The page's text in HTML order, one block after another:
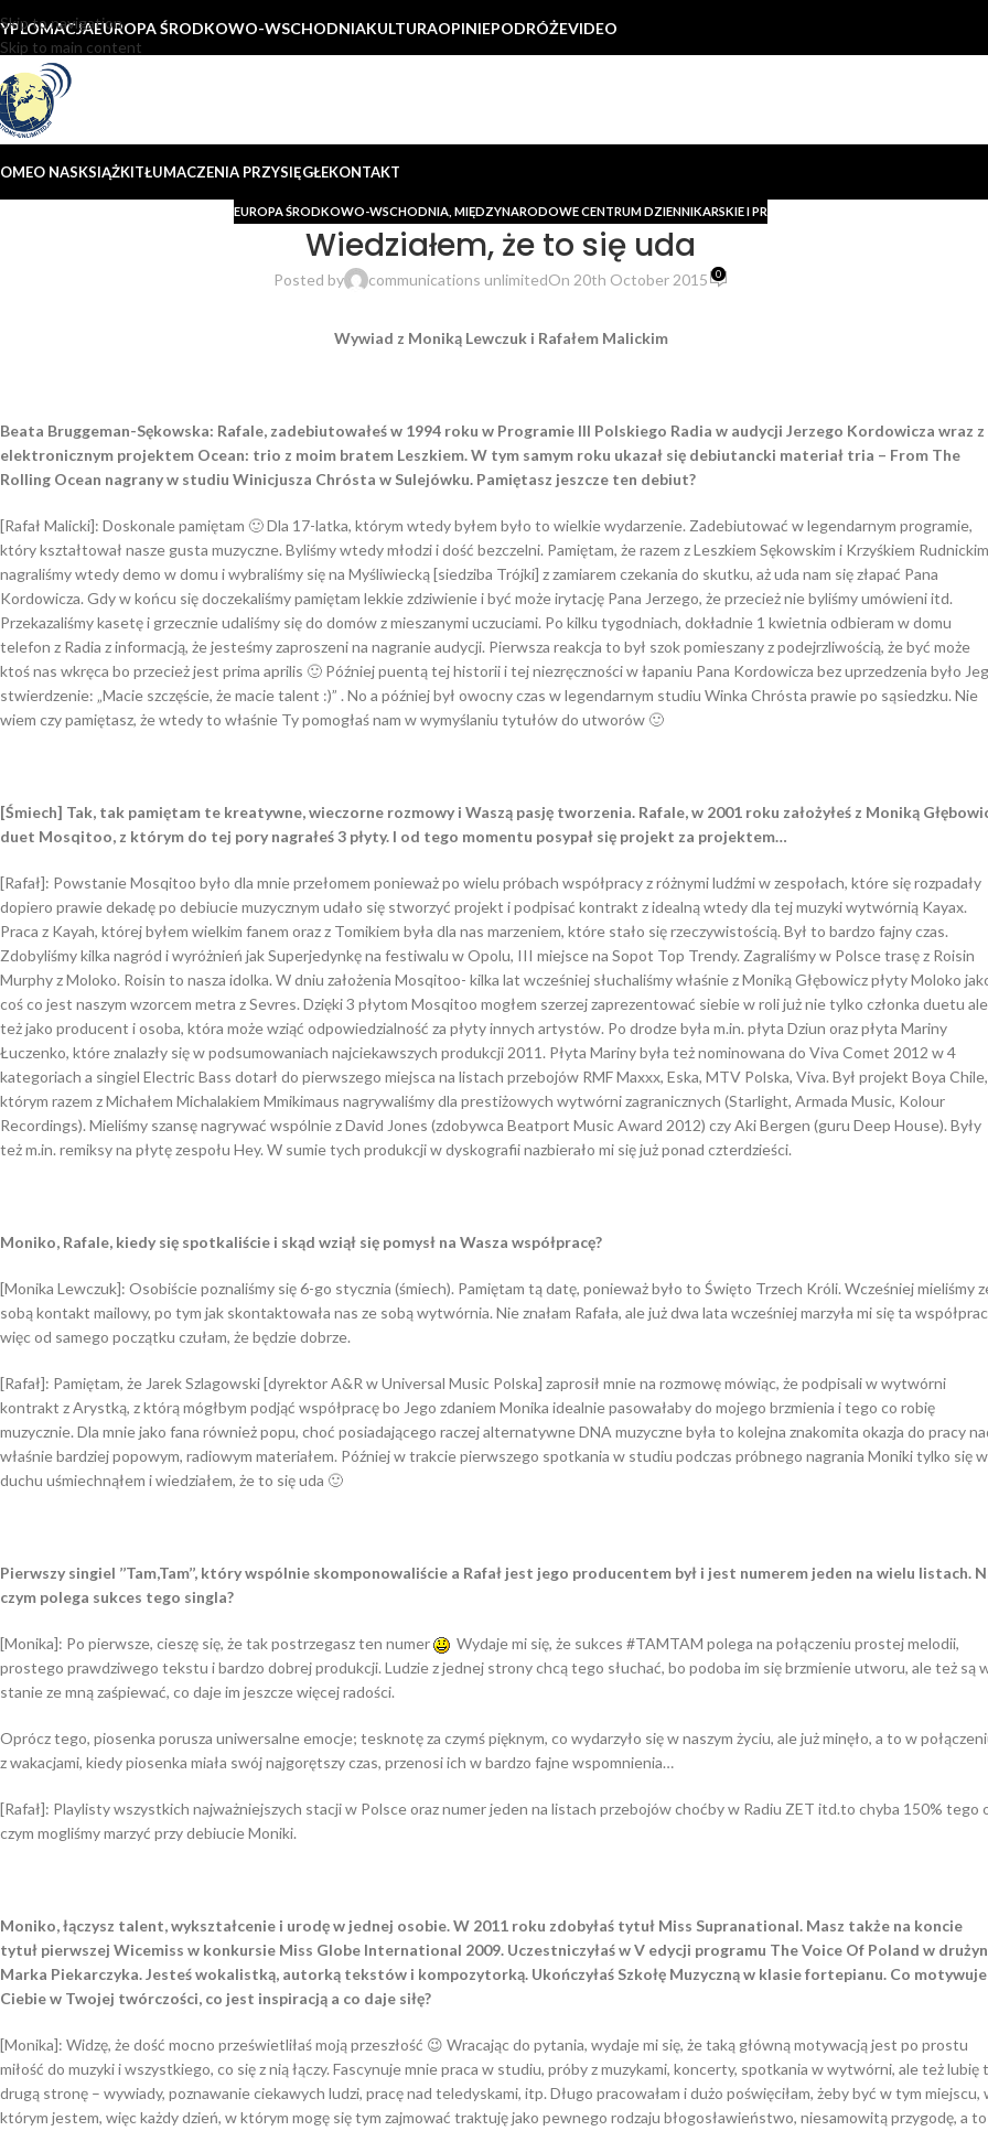
Skip to navigation
Skip to main content
EUROPA ŚRODKOWO-WSCHODNIAKULTURAOPINIEPODRÓŻEVIDEO
O NASKSIĄŻKITŁUMACZENIA PRZYSIĘGŁEKONTAKT
EUROPA ŚRODKOWO-WSCHODNIA ,MIĘDZYNARODOWE CENTRUM DZIENNIKARSKIE I PR
Wiedziałem, że to się uda
Posted by communications unlimitedOn 20th October 2015 0
Wywiad z MonikąLewczuk i RafałemMalickim
Beata Bruggeman-Sękowska: Rafale, zadebiutowałeś w 1994 roku w Programie III Polskiego Radia w audycji Jerzego Kordowicza wraz z
elektronicznym projektem Ocean: trio z moim bratem Leszkiem. W tym samym roku ukazał się debiutancki materiał tria – From The
Rolling Ocean nagrany w studiu Winicjusza Chrósta w Sulejówku. Pamiętasz jeszcze ten debiut?
[Rafał Malicki]: Doskonale pamiętam 🙂 Dla 17-latka, którym wtedy byłem było to wielkie wydarzenie. Zadebiutować w legendarnym programie,
który kształtował nasze gusta muzyczne. Byliśmy wtedy młodzi i dość bezczelni. Pamiętam, że razem z Leszkiem Sękowskim i Krzyśkiem Rudnickim
nagraliśmy wtedy demo w domu i wybraliśmy się na Myśliwiecką [siedziba Trójki] z zamiarem czekania do skutku, aż uda nam się złapać Pana
Kordowicza. Gdy w końcu się doczekaliśmy pamiętam lekkie zdziwienie i być może irytację Pana Jerzego, że przecież nie byliśmy umówieni itd.
Przekazaliśmy kasetę i grzecznie udaliśmy się do domów z mieszanymi uczuciami. Po kilku tygodniach, dokładnie 1 kwietnia odbieram w domu
telefon z Radia z informacją, że jesteśmy zaproszeni na nagranie audycji. Pierwsza reakcja to był szok pomieszany z podejrzliwością, że być może
ktoś nas wkręca bo przecież jest prima aprilis 🙂 Później puentą tej historii i tej niezręczności w łapaniu Pana Kordowicza bez uprzedzenia było
stwierdzenie: „Macie szczęście, że macie talent :)” . No a później był owocny czas w legendarnym studiu Winka Chrósta prawie po sąsiedzku. Nie
wiem czy pamiętasz, że wtedy to właśnie Ty pomogłaś nam w wymyślaniu tytułów do utworów 🙂
[Śmiech] Tak, tak pamiętam te kreatywne, wieczorne rozmowy i Waszą pasję tworzenia. Rafale, w 2001 roku założyłeś z Moniką
duet Mosqitoo, z którym do tej pory nagrałeś 3 płyty. I od tego momentu posypał się projekt za projektem…
[Rafał]: Powstanie Mosqitoo było dla mnie przełomem ponieważ po wielu próbach współpracy z różnymi ludźmi w zespołach, które się rozpadały
dopiero prawie dekadę po debiucie muzycznym udało się stworzyć projekt i podpisać kontrakt z idealną wtedy dla tej muzyki wytwórnią Kayax.
Praca z Kayah, której byłem wielkim fanem oraz z Tomikiem była dla nas marzeniem, które stało się rzeczywistością. Był to bardzo fajny czas.
Zdobyliśmy kilka nagród i wyróżnień jak Superjedynkę na festiwalu w Opolu, III miejsce na Sopot Top Trendy. Zagraliśmy w Polsce trasę z Roisin
Murphy z Moloko. Roisin to nasza idolka. W dniu założenia Mosqitoo- kilka lat wcześniej słuchaliśmy właśnie z Moniką Głębowicz płyty Moloko
coś co jest naszym wzorcem metra z Sevres. Dzięki 3 płytom Mosqitoo mogłem szerzej zaprezentować siebie w roli już nie tylko członka duetu ale
też jako producent i osoba, która może wziąć odpowiedzialność za płyty innych artystów. Po drodze była m.in. płyta Dziun oraz płyta Mariny
Łuczenko, które znalazły się w podsumowaniach najciekawszych produkcji 2011. Płyta Mariny była też nominowana do Viva Comet 2012 w 4
kategoriach a singiel Electric Bass dotarł do pierwszego miejsca na listach przebojów RMF Maxxx, Eska, MTV Polska, Viva. Był projekt Boya
którym razem z Michałem Michalakiem Mmikimaus nagrywaliśmy dla prestiżowych wytwórni zagranicznych (Starlight, Armada Music, Kolour
Recordings). Mieliśmy szansę nagrywać wspólnie z David Jones (zdobywca Beatport Music Award 2012) czy Aki Bergen (guru Deep House). Były
też m.in. remiksy na płytę zespołu Hey. W sumie tych produkcji w dyskografii nazbierało mi się już ponad czterdzieści.
Moniko, Rafale, kiedy się spotkaliście i skąd wziął się pomysł na Wasza współpracę?
[Monika Lewczuk]: Osobiście poznaliśmy się 6-go stycznia (śmiech). Pamiętam tą datę, ponieważ było to Święto Trzech Króli. Wcześniej mieliśmy
sobą kontakt mailowy, po tym jak skontaktowała nas ze sobą wytwórnia. Nie znałam Rafała, ale już dwa lata wcześniej marzyła mi się ta
więc od samego początku czułam, że będzie dobrze.
[Rafał]: Pamiętam, że Jarek Szlagowski [dyrektor A&R w Universal Music Polska] zaprosił mnie na rozmowę mówiąc, że podpisali w wytwórni
kontrakt z Arystką, z którą mógłbym podjąć współpracę bo Jego zdaniem Monika idealnie pasowałaby do mojego brzmienia i tego co robię
muzycznie. Dla mnie jako fana również popu, choć posiadającego raczej alternatywne DNA muzyczne była to kolejna znakomita okazja do pracy
właśnie bardziej popowym, radiowym materiałem. Później w trakcie pierwszego spotkania w studiu podczas próbnego nagrania Moniki tylko się w
duchu uśmiechnąłem i wiedziałem, że to się uda 🙂
Pierwszy singiel ’’Tam,Tam’’, który wspólnie skomponowaliście a Rafał jest jego producentem był i jest numerem jeden na wielu listach.
czym polega sukces tego singla?
[Monika]: Po pierwsze, cieszę się, że tak postrzegasz ten numer
Wydaje mi się, że sukces #TAMTAM polega na połączeniu prostej melodii,
prostego prawdziwego tekstu i bardzo dobrej produkcji. Ludzie z jednej strony chcą tego słuchać, bo podoba im się brzmienie utworu, ale też są
stanie ze mną zaśpiewać, co daje im jeszcze więcej radości.
Oprócz tego, piosenka porusza uniwersalne emocje; tesknotę za czymś pięknym, co wydarzyło się w naszym życiu, ale już minęło, a to w
z wakacjami, kiedy piosenka miała swój najgorętszy czas, przenosi ich w bardzo fajne wspomnienia…
[Rafał]: Playlisty wszystkich najważniejszych stacji w Polsce oraz numer jeden na listach przebojów choćby w Radiu ZET itd.to chyba 150% tego
czym mogliśmy marzyć przy debiucie Moniki.
Moniko, łączysz talent, wykształcenie i urodę w jednej osobie. W 2011 roku zdobyłaś tytuł Miss Supranational. Masz także na koncie
tytuł pierwszej Wicemiss w konkursie Miss Globe International 2009. Uczestniczyłaś w V edycji programu The Voice Of Poland w
Marka Piekarczyka. Jesteś wokalistką, autorką tekstów i kompozytorką. Ukończyłaś Szkołę Muzyczną w klasie fortepianu. Co motywuje
Ciebie w Twojej twórczości, co jest inspiracją a co daje siłę?
[Monika]: Widzę, że dość mocno prześwietliłaś moją przeszłość 😉 Wracając do pytania, wydaje mi się, że taką główną motywacją jest po prostu
miłość do muzyki i wszystkiego, co się z nią łączy. Fascynuje mnie praca w studiu, próby z muzykami, koncerty, spotkania w wytwórni, ale też lubię
drugą stronę – wywiady, poznawanie ciekawych ludzi, pracę nad teledyskami, itp. Długo pracowałam i dużo poświęciłam, żeby być w tym miejscu,
którym jestem, więc każdy dzień, w którym mogę się tym zajmować traktuję jako pewnego rodzaju błogosławieństwo, niesamowitą przygodę, a to